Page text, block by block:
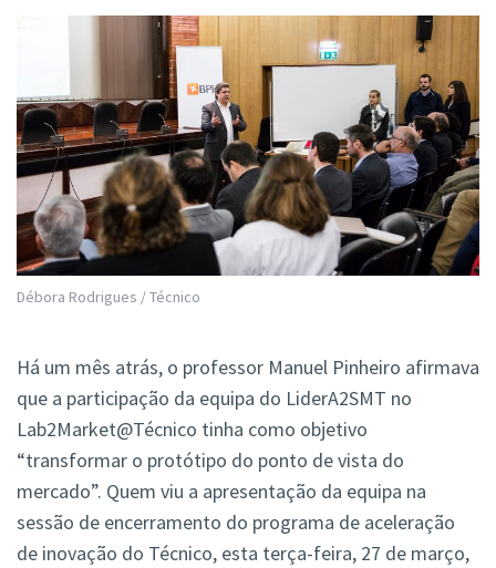
Débora Rodrigues / Técnico
Há um mês atrás, o professor Manuel Pinheiro afirmava
que a participação da equipa do LiderA2SMT no
Lab2Market@Técnico tinha como objetivo
“transformar o protótipo do ponto de vista do
mercado”. Quem viu a apresentação da equipa na
sessão de encerramento do programa de aceleração
de inovação do Técnico, esta terça-feira, 27 de março,